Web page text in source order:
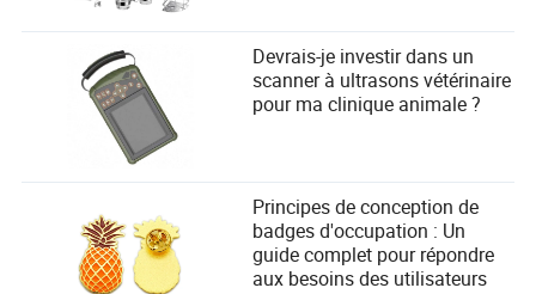
Devrais-je investir dans un
scanner à ultrasons vétérinaire
pour ma clinique animale ?
Principes de conception de
badges d'occupation : Un
guide complet pour répondre
aux besoins des utilisateurs